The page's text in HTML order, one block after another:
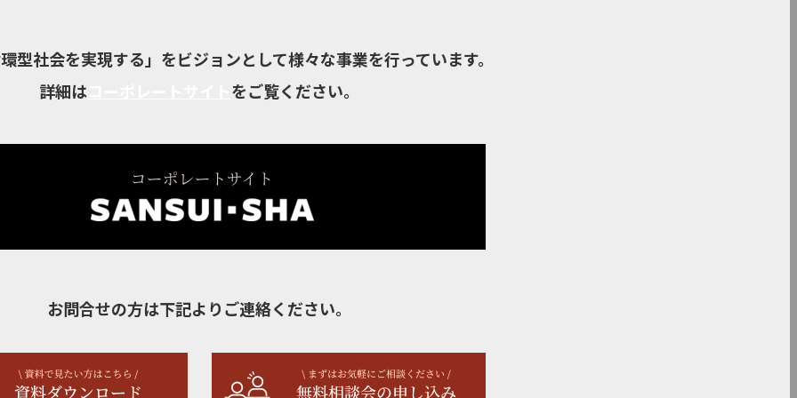
型社会を実現する」をビジョンとして様々な事業を行っています。
詳細は
をご覧ください。
お問合せの方は下記よりご連絡ください。